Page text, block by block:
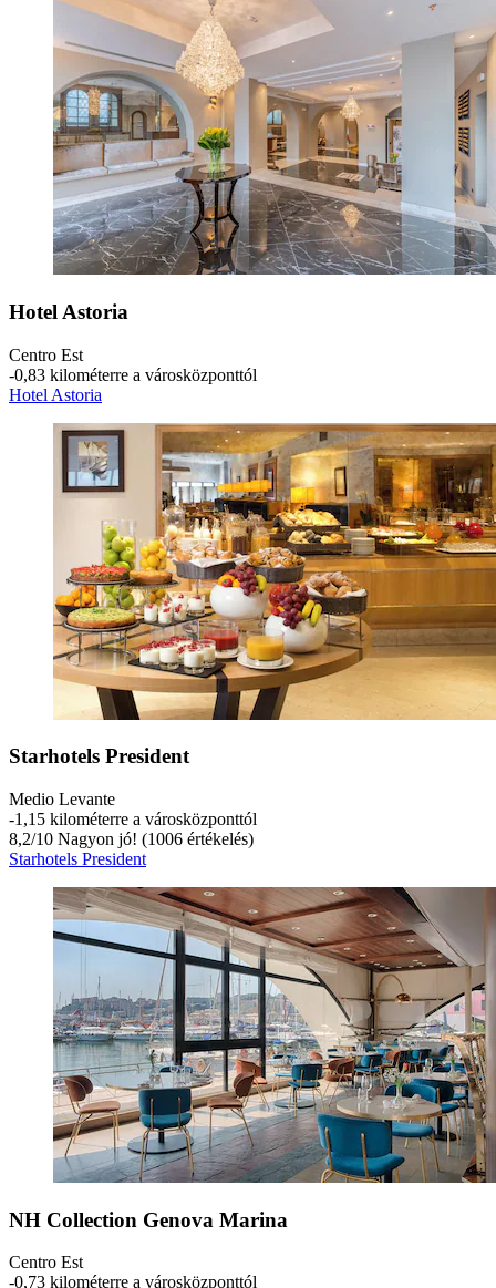
Hotel Astoria
Centro Est
‐0,83 kilométerre a városközponttól
Hotel Astoria
Starhotels President
Medio Levante
‐1,15 kilométerre a városközponttól
8,2/10 Nagyon jó! (1006 értékelés)
Starhotels President
NH Collection Genova Marina
Centro Est
‐0,73 kilométerre a városközponttól